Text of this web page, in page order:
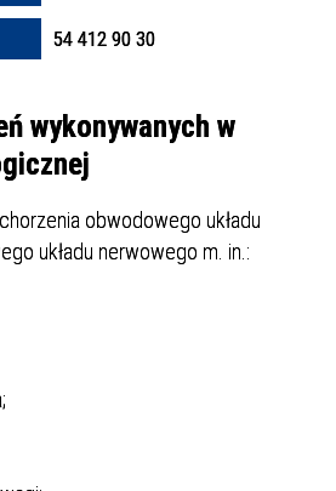
54 412 90 30
wykonywanych w
obwodowego układu
układu nerwowego m. in.: